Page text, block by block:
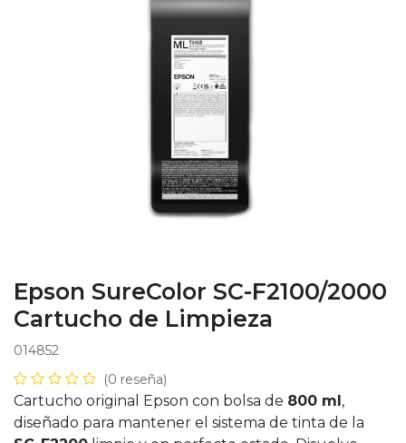
Epson SureColor SC-F2100/2000
Cartucho de Limpieza
014852
(0 reseña)
Cartucho original Epson con bolsa de 800 ml,
diseñado para mantener el sistema de tinta de la